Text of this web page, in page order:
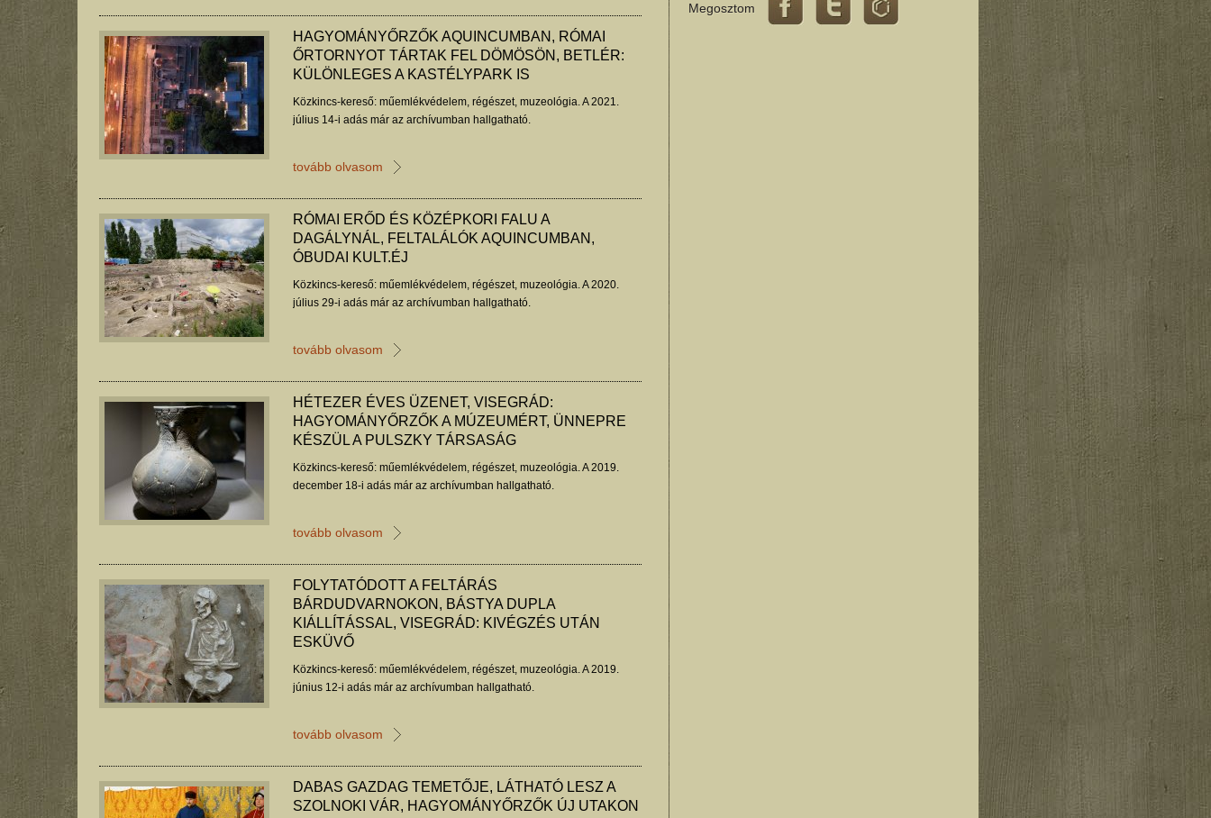
HAGYOMÁNYŐRZŐK AQUINCUMBAN, RÓMAI
ŐRTORNYOT TÁRTAK FEL DÖMÖSÖN, BETLÉR:
KÜLÖNLEGES A KASTÉLYPARK IS
Közkincs-kereső: műemlékvédelem, régészet, muzeológia. A 2021.
július 14-i adás már az archívumban hallgatható.
tovább olvasom
RÓMAI ERŐD ÉS KÖZÉPKORI FALU A
DAGÁLYNÁL, FELTALÁLÓK AQUINCUMBAN,
ÓBUDAI KULT.ÉJ
Közkincs-kereső: műemlékvédelem, régészet, muzeológia. A 2020.
július 29-i adás már az archívumban hallgatható.
tovább olvasom
HÉTEZER ÉVES ÜZENET, VISEGRÁD:
HAGYOMÁNYŐRZŐK A MÚZEUMÉRT, ÜNNEPRE
KÉSZÜL A PULSZKY TÁRSASÁG
Közkincs-kereső: műemlékvédelem, régészet, muzeológia. A 2019.
december 18-i adás már az archívumban hallgatható.
tovább olvasom
FOLYTATÓDOTT A FELTÁRÁS
BÁRDUDVARNOKON, BÁSTYA DUPLA
KIÁLLÍTÁSSAL, VISEGRÁD: KIVÉGZÉS UTÁN
ESKÜVŐ
Közkincs-kereső: műemlékvédelem, régészet, muzeológia. A 2019.
június 12-i adás már az archívumban hallgatható.
tovább olvasom
DABAS GAZDAG TEMETŐJE, LÁTHATÓ LESZ A
SZOLNOKI VÁR, HAGYOMÁNYŐRZŐK ÚJ UTAKON
Megosztom